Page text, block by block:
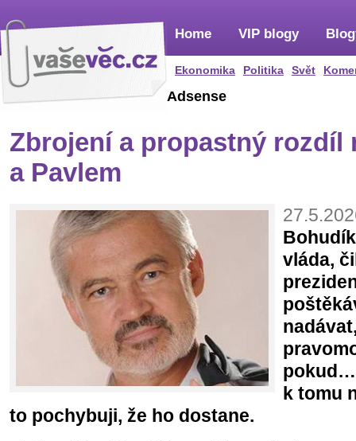
Home
Ekonomika Politika Svět
VIP blogy
Adsense
Zbrojení a propastný rozdíl
a Pavlem
vláda,
pokud…
k tomu
to pochybuji, že ho dostane.